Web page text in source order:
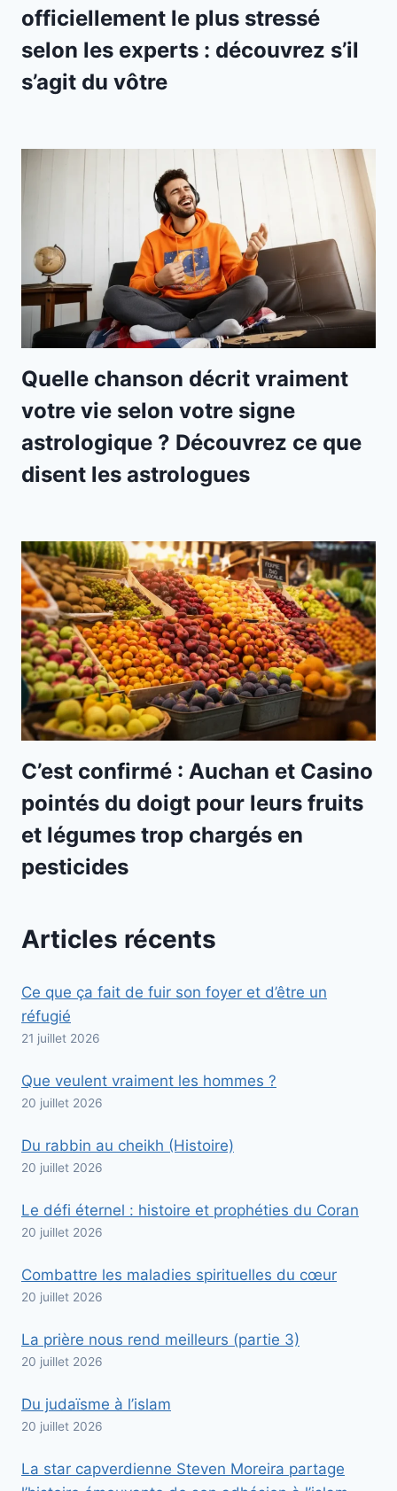
officiellement le plus stressé
selon les experts : découvrez s’il
s’agit du vôtre
Quelle chanson décrit vraiment
votre vie selon votre signe
astrologique ? Découvrez ce que
disent les astrologues
C’est confirmé : Auchan et Casino
pointés du doigt pour leurs fruits
et légumes trop chargés en
pesticides
Articles récents
Ce que ça fait de fuir son foyer et d’être un
réfugié
21 juillet 2026
Que veulent vraiment les hommes ?
20 juillet 2026
Du rabbin au cheikh (Histoire)
20 juillet 2026
Le défi éternel : histoire et prophéties du Coran
20 juillet 2026
Combattre les maladies spirituelles du cœur
20 juillet 2026
La prière nous rend meilleurs (partie 3)
20 juillet 2026
Du judaïsme à l’islam
20 juillet 2026
La star capverdienne Steven Moreira partage